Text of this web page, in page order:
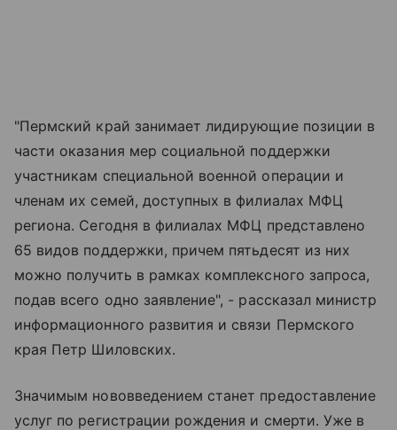
"Пермский край занимает лидирующие позиции в
части оказания мер социальной поддержки
участникам специальной военной операции и
членам их семей, доступных в филиалах МФЦ
региона. Сегодня в филиалах МФЦ представлено
65 видов поддержки, причем пятьдесят из них
можно получить в рамках комплексного запроса,
подав всего одно заявление", - рассказал министр
информационного развития и связи Пермского
края Петр Шиловских.
Значимым нововведением станет предоставление
услуг по регистрации рождения и смерти. Уже в